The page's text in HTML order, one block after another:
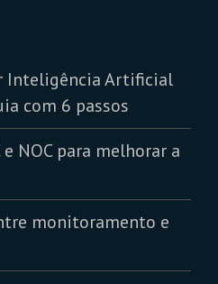
Inteligência Artificial
com 6 passos
NOC para melhorar a
monitoramento e